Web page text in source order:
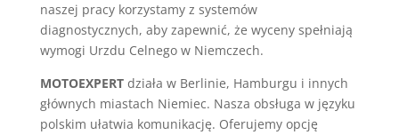
naszej pracy korzystamy z systemów
diagnostycznych, aby zapewnić, że wyceny spełniają
wymogi Urzdu Celnego w Niemczech.
MOTOEXPERTdziała w Berlinie, Hamburgu i innych
głównych miastach Niemiec. Nasza obsługa w języku
polskim ułatwia komunikację. Oferujemy opcję